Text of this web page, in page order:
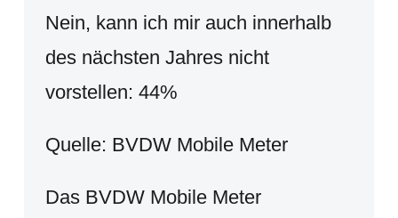
Nein, kann ich mir auch innerhalb
des nächsten Jahres nicht
vorstellen: 44%
Quelle: BVDW Mobile Meter
Das BVDW Mobile Meter